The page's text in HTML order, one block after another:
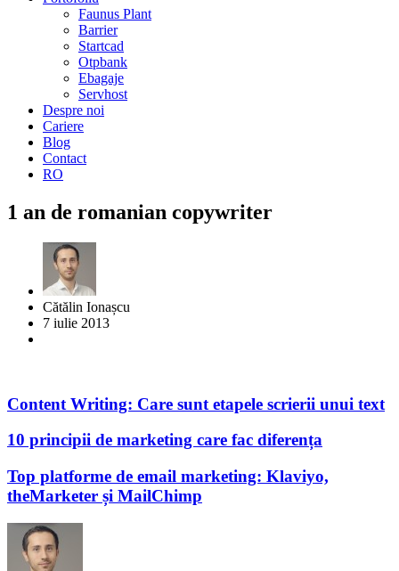
Faunus Plant
Barrier
Startcad
Otpbank
Ebagaje
Servhost
Despre noi
Cariere
Blog
Contact
RO
1 an de romanian copywriter
Cătălin Ionașcu
7 iulie 2013
Content Writing: Care sunt etapele scrierii unui text
10 principii de marketing care fac diferența
Top platforme de email marketing: Klaviyo,
theMarketer și MailChimp